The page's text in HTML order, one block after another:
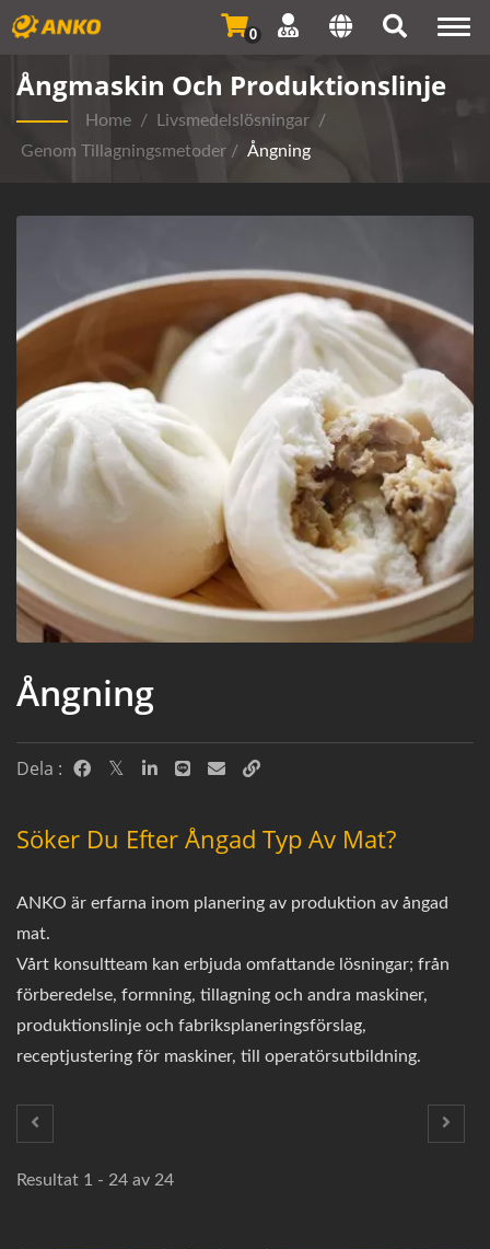
0
Ångmaskin Och Produktionslinje
Home / Livsmedelslösningar /
Genom Tillagningsmetoder / Ångning
Ångning
Dela :
Söker Du Efter Ångad Typ Av Mat?
ANKO är erfarna inom planering av produktion av ångad
mat.
Vårt konsultteam kan erbjuda omfattande lösningar; från
förberedelse, formning, tillagning och andra maskiner,
produktionslinje och fabriksplaneringsförslag,
receptjustering för maskiner, till operatörsutbildning.
Resultat 1 - 24 av 24